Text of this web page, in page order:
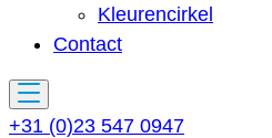
Kleurencirkel
Contact
+31 (0)23 547 0947